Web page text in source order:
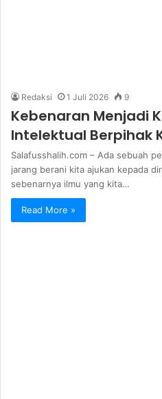
Redaksi 1 Juli 2026 9
Kebenaran Menjadi
Intelektual Berpihak
Salafusshalih.com – Ada sebuah
jarang berani kita ajukan kepada
sebenarnya ilmu yang kita…
Read More »